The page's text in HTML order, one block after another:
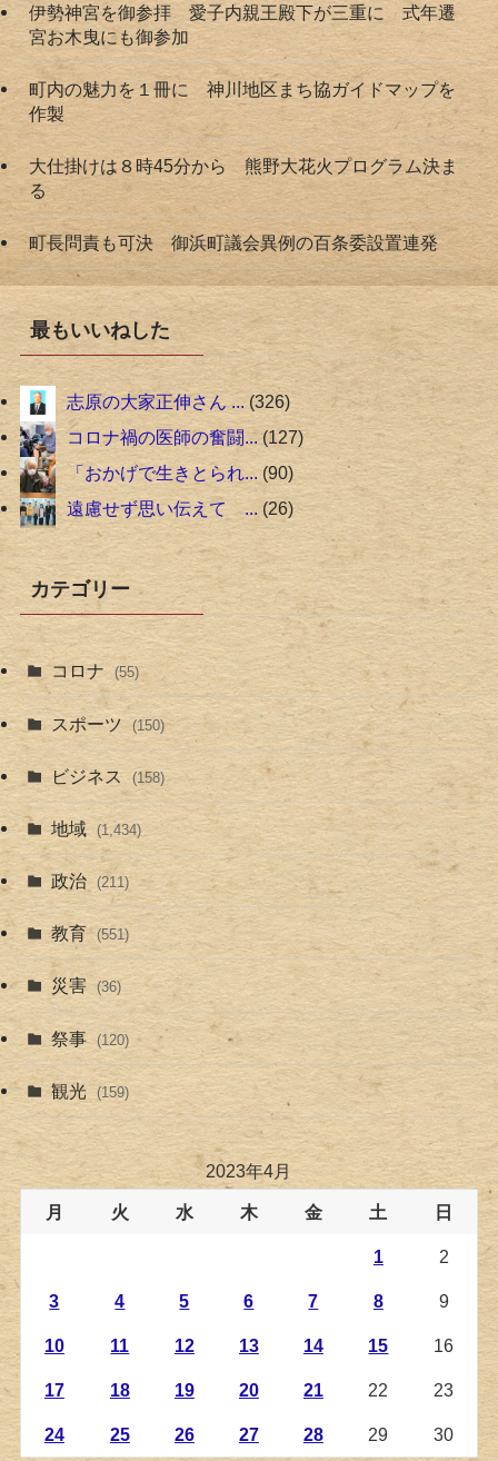
伊勢神宮を御参拝 愛子内親王殿下が三重に 式年遷
宮お木曳にも御参加
町内の魅力を１冊に 神川地区まち協ガイドマップを
作製
大仕掛けは８時45分から 熊野大花火プログラム決ま
る
町長問責も可決 御浜町議会異例の百条委設置連発
最もいいねした
志原の大家正伸さん ... 326
コロナ禍の医師の奮闘... 127
「おかげで生きとられ... 90
遠慮せず思い伝えて ... 26
カテゴリー
コロナ (55)
スポーツ (150)
ビジネス (158)
地域 (1,434)
政治 (211)
教育 (551)
災害 (36)
祭事 (120)
観光 (159)
2023年4月
月 火 水 木 金 土 日
1 2
3 4 5 6 7 8 9
10 11 12 13 14 15 16
17 18 19 20 21 22 23
24 25 26 27 28 29 30